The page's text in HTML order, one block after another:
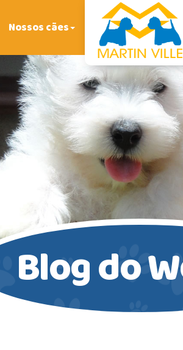
Nossos cães
Blog do